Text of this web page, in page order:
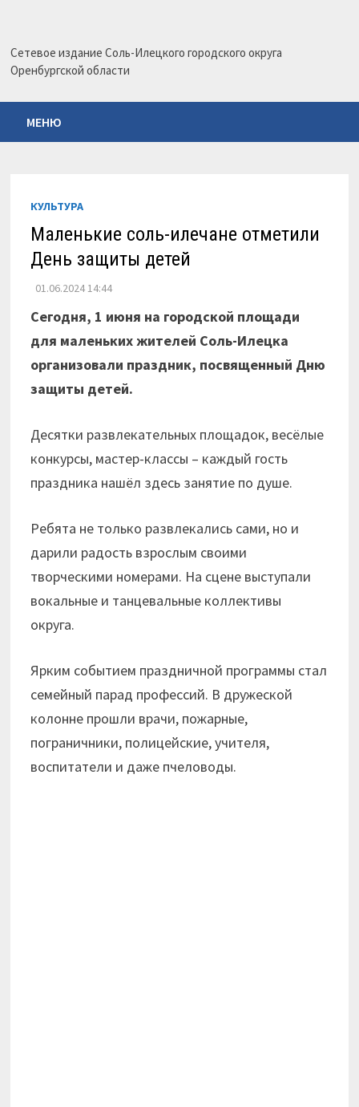
содержимому
Сетевое издание Соль-Илецкого городского округа
Оренбургской области
МЕНЮ
КУЛЬТУРА
Маленькие соль-илечане отметили
День защиты детей
01.06.2024 14:44
Сегодня, 1 июня на городской площади
для маленьких жителей Соль-Илецка
организовали праздник, посвященный Дню
защиты детей.
Десятки развлекательных площадок, весёлые
конкурсы, мастер-классы – каждый гость
праздника нашёл здесь занятие по душе.
Ребята не только развлекались сами, но и
дарили радость взрослым своими
творческими номерами. На сцене выступали
вокальные и танцевальные коллективы
округа.
Ярким событием праздничной программы стал
семейный парад профессий. В дружеской
колонне прошли врачи, пожарные,
пограничники, полицейские, учителя,
воспитатели и даже пчеловоды.